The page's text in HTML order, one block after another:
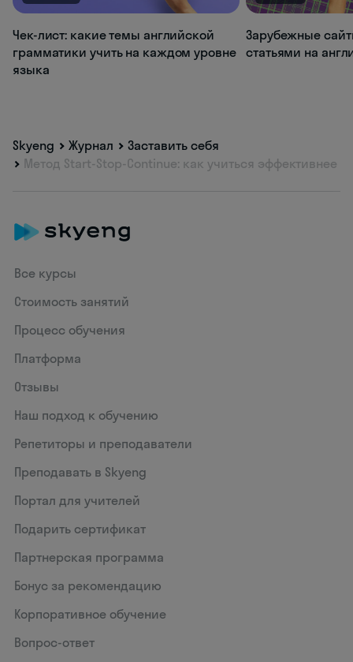
Чек-лист: какие темы английской
грамматики учить на каждом уровне
языка
Зарубежные
статьями на
Skyeng Журнал
Заставить себя
Метод Start-Stop-Continue: как учиться эффективнее
Все курсы
Стоимость занятий
Процесс обучения
Платформа
Отзывы
Наш подход к обучению
Репетиторы и преподаватели
Преподавать в Skyeng
Портал для учителей
Подарить сертификат
Партнерская программа
Бонус за рекомендацию
Корпоративное обучение
Вопрос-ответ